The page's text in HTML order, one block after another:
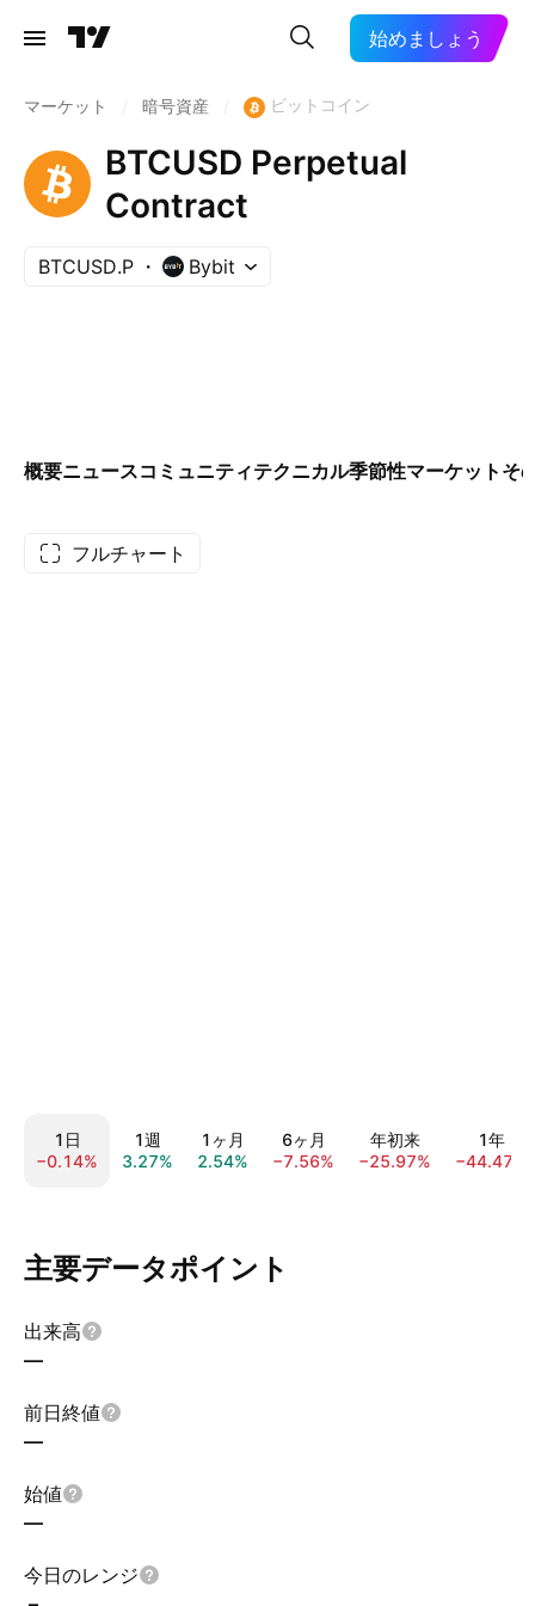
始めましょう
マーケット 暗号資産 ビットコイン
BTCUSD Perpetual
Contract
BTCUSD.P Bybit
概要ニュースコミュニティテクニカル季節性マーケット そ
フルチャート
1日
−0.14%
1週
3.27%
1ヶ月
2.54%
6ヶ月
−7.56%
年初来
−25.97%
1年
−44.47%
主要データポイント
出来高
—
前日終値
—
始値
—
今日のレンジ